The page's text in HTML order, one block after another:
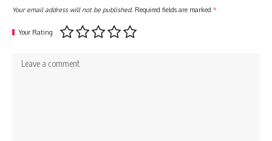
Your email address will not be published. Required fields are marked *
Your Rating